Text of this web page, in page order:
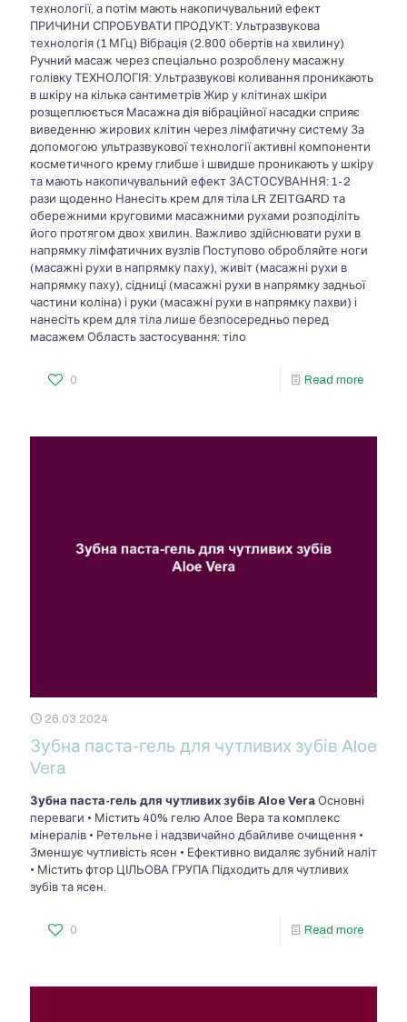
технології, а потім мають накопичувальний ефект
ПРИЧИНИ СПРОБУВАТИ ПРОДУКТ: Ультразвукова
технологія (1 МГц) Вібрація (2.800 обертів на хвилину)
Ручний масаж через спеціально розроблену масажну
голівку ТЕХНОЛОГІЯ: Ультразвукові коливання проникають
в шкіру на кілька сантиметрів Жир у клітинах шкіри
розщеплюється Масажна дія вібраційної насадки сприяє
виведенню жирових клітин через лімфатичну систему За
допомогою ультразвукової технології активні компоненти
косметичного крему глибше і швидше проникають у шкіру
та мають накопичувальний ефект ЗАСТОСУВАННЯ: 1-2
рази щоденно Нанесіть крем для тіла LR ZEITGARD та
обережними круговими масажними рухами розподіліть
його протягом двох хвилин. Важливо здійснювати рухи в
напрямку лімфатичних вузлів Поступово обробляйте ноги
(масажні рухи в напрямку паху), живіт (масажні рухи в
напрямку паху), сідниці (масажні рухи в напрямку задньої
частини коліна) і руки (масажні рухи в напрямку пахви) і
нанесіть крем для тіла лише безпосередньо перед
масажем Область застосування: тіло
0 Read more
26.03.2024
Зубна паста-гель для чутливих зубів Aloe
Vera
Зубна паста-гель для чутливих зубів Aloe Vera Основні
переваги • Містить 40% гелю Алое Вера та комплекс
мінералів • Ретельне і надзвичайно дбайливе очищення •
Зменшує чутливість ясен • Ефективно видаляє зубний наліт
• Містить фтор ЦІЛЬОВА ГРУПА Підходить для чутливих
зубів та ясен.
0 Read more